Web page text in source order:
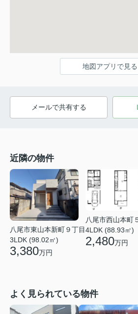
地図アプリで見る
メールで共有する
近隣の物件
八尾市東山本新町９丁目
3LDK (98.02㎡)
3,380万円
八尾市西山本町
4LDK (88.93㎡)
2,480万円
よく見られている物件